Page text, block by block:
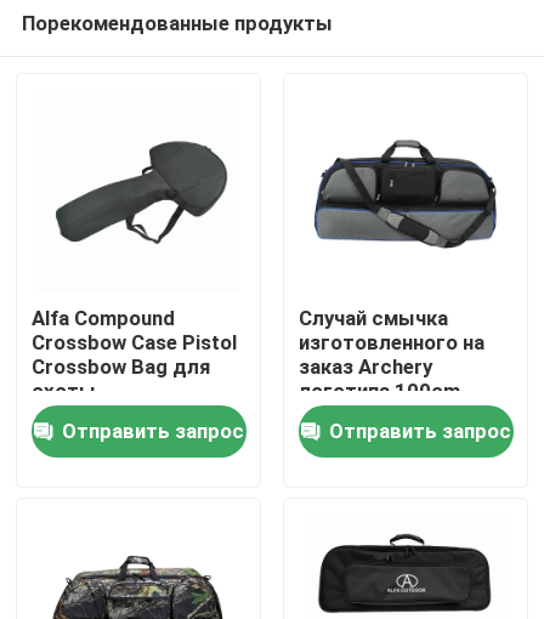
Домой
О нас
Порекомендованные продукты
Alfa Compound
Crossbow Case Pistol
Crossbow Bag для
охоты
Отправить запрос
Случай смычка
изготовленного на
заказ Archery
логотипа 100cm
прочного составной
с плечевым ремнем
для на открытом
Отправить запрос